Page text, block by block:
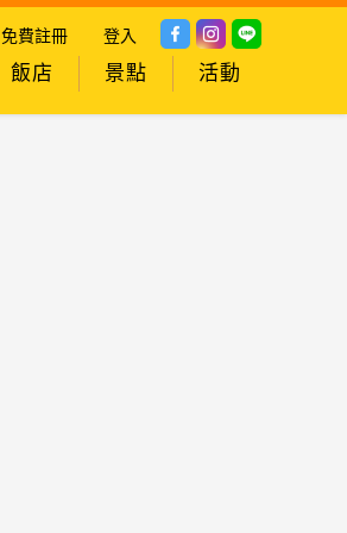
免費註冊 登入
飯店 景點 活動